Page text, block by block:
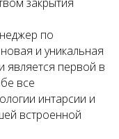
по
и уникальная
является первой в
все
интарсии и
встроенной